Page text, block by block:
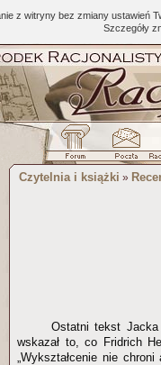
z witryny bez zmiany
Szczegóły
Czytelnia i książki »
Ostatni tekst Jacka
wskazał to, co Fridrich
„Wykształcenie nie